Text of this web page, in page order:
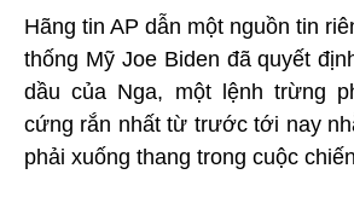
Hãng tin AP dẫn một nguồn tin
thống Mỹ Joe Biden đã quyết
dầu của Nga, một lệnh trừng
cứng rắn nhất từ trước tới nay
phải xuống thang trong cuộc